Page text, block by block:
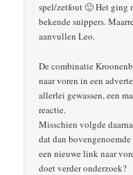
spel/zetfout 🙂 Het ging
bekende snippers.
aanvullen Leo.
De combinatie
naar voren in een
allerlei gewassen, een
reactie.
Misschien volgde
dat dan
een nieuwe link naar
doet verder onderzoek?